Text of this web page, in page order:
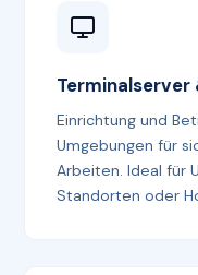
Einrichtung und
Umgebungen für
Arbeiten. Ideal für
Standorten oder